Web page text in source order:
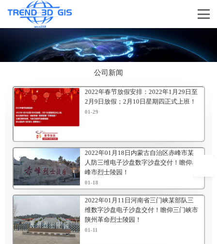
公司新闻
2022年春节放假安排：2022年1月29日至
2月9日放假；2月10日星期四正式上班！
01-29
2022年01月18日内蒙古自治区赤峰市某
人防三维电子沙盘数字沙盘交付！瞻仰赤
峰市烈士陵园！
01-18
2022年01月11日河南省三门峡某部队三
维数字沙盘电子沙盘交付！瞻仰三门峡市
陕州革命烈士陵园！
01-11